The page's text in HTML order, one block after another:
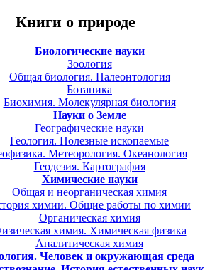
Книги о природе
Биологические науки
Зоология
Общая биология. Палеонтология
Ботаника
Биохимия. Молекулярная биология
Науки о Земле
Географические науки
Геология. Полезные ископаемые
Метеорология. Океанология
Геодезия. Картография
Химические науки
Общая и неорганическая химия
химии. Общие работы по химии
Органическая химия
химия. Химическая физика
Аналитическая химия
Человек и окружающая среда